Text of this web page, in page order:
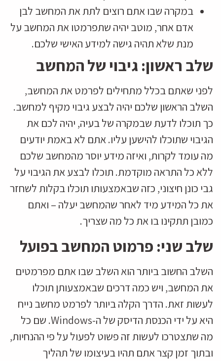
במקרה שבו אתם רוצים לתת את המחשב לבן
אדם אחר, מוטב יהיה שתפרמטו את המחשב על
מנת שלא תהיה גישה למידע האישי שלכם.
שלב ראשון: גיבוי של המחשב
לפני שאתם בכלל מתחילים לפרמט את המחשב,
השלב הראשון שלכם יהיה לבצע גיבוי מקיף למחשב.
כך תוכלו לדעת שבמקרה של בעיה, יהיה לכם את
הגיבוי שתוכלו להישען עליו. אתם לא באמת יודעים
מה עומד לקרות, ואיזה מידע יוסר מהמחשב שלכם
ללא כל התראה מוקדמת. תוכלו לבצע את הגיבוי על
גבי כונן חיצוני, כזה שבאמצעותו תוכלו בקלות לשחזר
את כל המידע מיד לאחר שהמחשב יעלה – ואתם
כמובן תתקינו בו את כל מה שצריך.
שלב שני: פרמוט המחשב בפועל
השלב החשוב ביותר הוא השלב שבו אתם מפרמטים
את המחשב, ויש כמה דרכים שבאמצעותן תוכלו
לעשות זאת. הדרך הקלה ביותר לפרמט מחשב נייח
היא על ידי הכנסת הדיסק של ה-Windows. שם כל
מה שתצטרכו לעשות זה פשוט לפעול על פי ההנחיות,
ובתוך זמן קצר אתם תהיו בעיצומו של תהליך